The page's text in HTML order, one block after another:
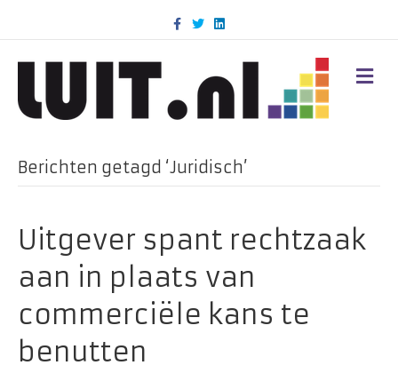
c
k
T
w
i
n
d
M
E
Berichten getagd ‘Juridisch’
Uitgever spant rechtzaak
aan in plaats van
commerciële kans te
benutten